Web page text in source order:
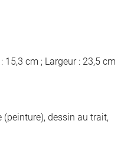
15,3 cm ; Largeur : 23,5 cm
dessin au trait,